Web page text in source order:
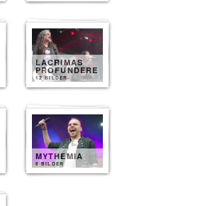
LACRIMAS
PROFUNDERE
12 BILDER
MYTHEMIA
8 BILDER